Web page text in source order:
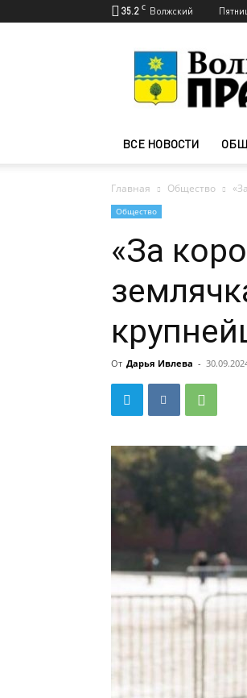
35.2 C Волжский
ВСЕ НОВОСТИ
Главная Общество
Общество
«За
От Дарья Ивлева -